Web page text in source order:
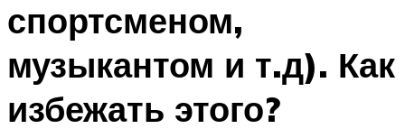
спортсменом,
музыкантом и т.д). Как
избежать этого?